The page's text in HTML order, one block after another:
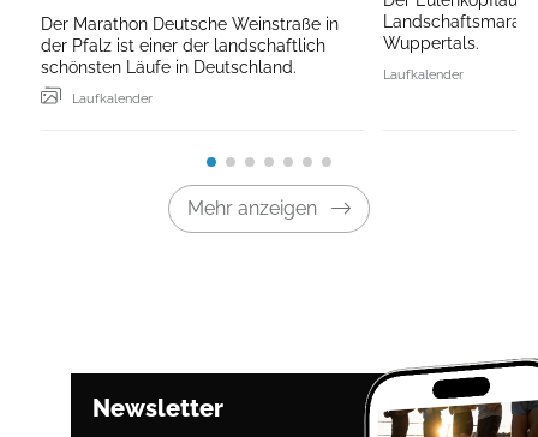
Der Marathon Deutsche Weinstraße in
der Pfalz ist einer der landschaftlich
schönsten Läufe in Deutschland.
Laufkalender
Wuppertals.
Laufkalender
Mehr anzeigen
Newsletter